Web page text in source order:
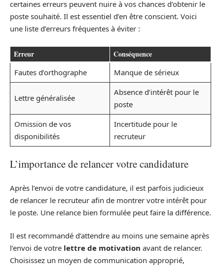
certaines erreurs peuvent nuire à vos chances d’obtenir le
poste souhaité. Il est essentiel d’en être conscient. Voici
une liste d’erreurs fréquentes à éviter :
Erreur Conséquence
Fautes d’orthographe Manque de sérieux
Lettre généralisée
Absence d’intérêt pour le
poste
Omission de vos
disponibilités
Incertitude pour le
recruteur
L’importance de relancer votre candidature
Après l’envoi de votre candidature, il est parfois judicieux
de relancer le recruteur afin de montrer votre intérêt pour
le poste. Une relance bien formulée peut faire la différence.
Il est recommandé d’attendre au moins une semaine après
l’envoi de votre lettre de motivation avant de relancer.
Choisissez un moyen de communication approprié,